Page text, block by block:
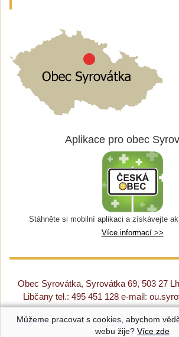
Aplikace pro obec
Stáhněte si mobilní aplikaci a získávejte
Více informací >>
Obec Syrovátka, Syrovátka 69, 503 27
Libčany tel.: 495 451 128 e-mail:
Prohlášení o přístupnosti|Původní web|
Můžeme pracovat s cookies, abychom
webu žije? Více zde